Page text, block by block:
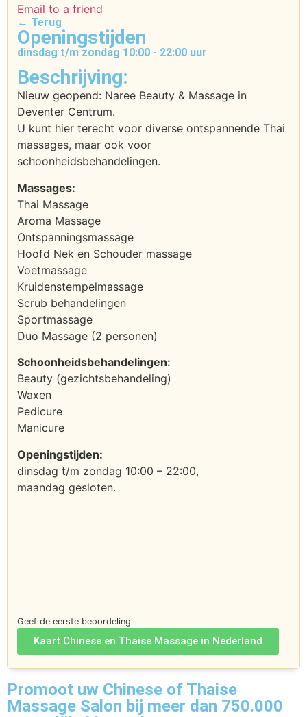
Email to a friend
← Terug
Openingstijden
dinsdag t/m zondag 10:00 - 22:00 uur
Beschrijving:
Nieuw geopend: Naree Beauty & Massage in
Deventer Centrum.
U kunt hier terecht voor diverse ontspannende Thai
massages, maar ook voor
schoonheidsbehandelingen.
Massages:
Thai Massage
Aroma Massage
Ontspanningsmassage
Hoofd Nek en Schouder massage
Voetmassage
Kruidenstempelmassage
Scrub behandelingen
Sportmassage
Duo Massage (2 personen)
Schoonheidsbehandelingen:
Beauty (gezichtsbehandeling)
Waxen
Pedicure
Manicure
Openingstijden:
dinsdag t/m zondag 10:00 – 22:00,
maandag gesloten.
Geef de eerste beoordeling
Kaart Chinese en Thaise Massage in Nederland
Promoot uw Chinese of Thaise
Massage Salon bij meer dan 750.000